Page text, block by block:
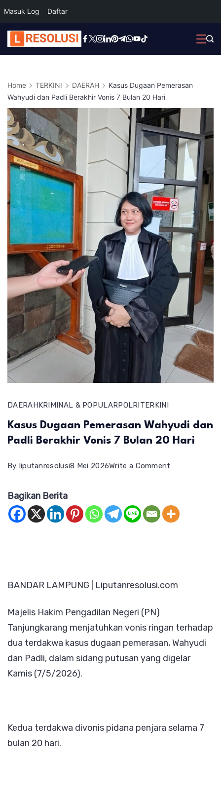
Masuk Log Daftar
Skip
to
Home TERKINI DAERAH
Kasus Dugaan Pemerasan
Wahyudi dan Padli Berakhir Vonis 7 Bulan 20 Hari
DAERAHKRIMINAL & POPULARPOLRITERKINI
Kasus Dugaan Pemerasan Wahyudi dan
Padli Berakhir Vonis 7 Bulan 20 Hari
By liputanresolusi8 Mei 2026Write a Comment
Pemerasan
Vonis
20
Hari
Bagikan Berita
BANDAR LAMPUNG | Liputanresolusi.com
Majelis Hakim Pengadilan Negeri (PN)
Tanjungkarang menjatuhkan vonis ringan terhadap
dua terdakwa kasus dugaan pemerasan, Wahyudi
dan Padli, dalam sidang putusan yang digelar
Kamis (7/5/2026).
Kedua terdakwa divonis pidana penjara selama 7
bulan 20 hari.